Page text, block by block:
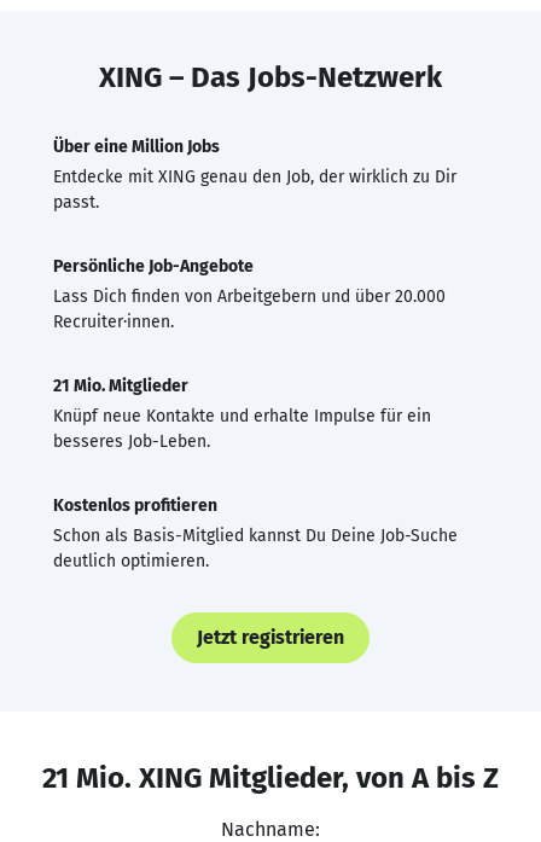
XING – Das Jobs-Netzwerk
Über eine Million Jobs
Entdecke mit XING genau den Job, der wirklich zu Dir
passt.
Persönliche Job-Angebote
Lass Dich finden von Arbeitgebern und über 20.000
Recruiter·innen.
21 Mio. Mitglieder
Knüpf neue Kontakte und erhalte Impulse für ein
besseres Job-Leben.
Kostenlos profitieren
Schon als Basis-Mitglied kannst Du Deine Job-Suche
deutlich optimieren.
Jetzt registrieren
21 Mio. XING Mitglieder, von A bis Z
Nachname: